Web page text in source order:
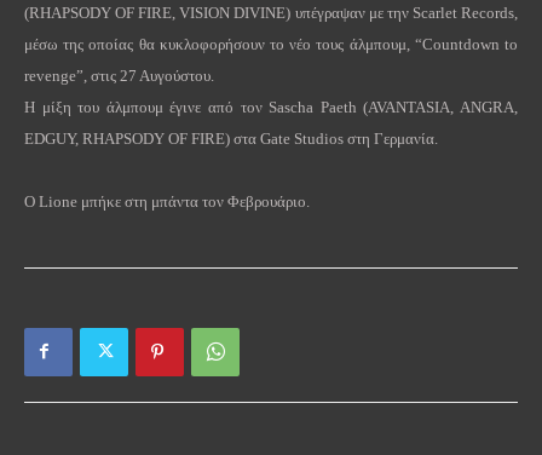
(RHAPSODY OF FIRE ,VISION DIVINE) υπέγραψαν με την Scarlet Records,
μέσω της οποίας θα κυκλοφορήσουν το νέο τους άλμπουμ, “Countdown to
revenge”, στις 27 Αυγούστου.
Η μίξη του άλμπουμ έγινε από τον Sascha Paeth (AVANTASIA ANGRA
EDGUY, RHAPSODY OF FIRE) στα Gate Studios στη Γερμανία.
Ο Lione μπήκε στη μπάντα τον Φεβρουάριο.